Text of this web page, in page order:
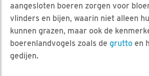
aangesloten boeren zorgen voor
vlinders en bijen, waarin niet alleen
kunnen grazen, maar ook de
boerenlandvogels zoals de grutto en
gedijen.